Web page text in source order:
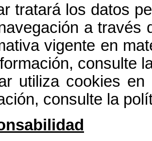
tratará los datos
a través
vigente en
consulte
utiliza cookies
consulte la